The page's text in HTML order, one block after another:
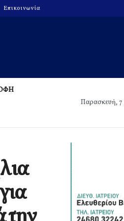
Επικοινωνία
Παρασκευή,